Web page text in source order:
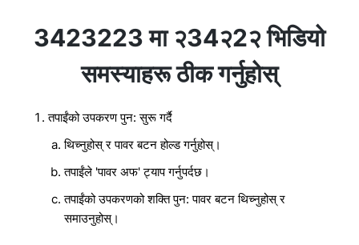
3423223 मा २34२2२ भिडियो
समस्याहरू ठीक गर्नुहोस्
तपाईंको उपकरण पुन: सुरू गर्दै
थिच्नुहोस् र पावर बटन होल्ड गर्नुहोस्।
तपाईंले 'पावर अफ' ट्याप गर्नुपर्दछ।
तपाईंको उपकरणको शक्ति पुन: पावर बटन थिच्नुहोस् र
समाउनुहोस्।